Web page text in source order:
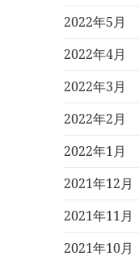
2022年5月
2022年4月
2022年3月
2022年2月
2022年1月
2021年12月
2021年11月
2021年10月